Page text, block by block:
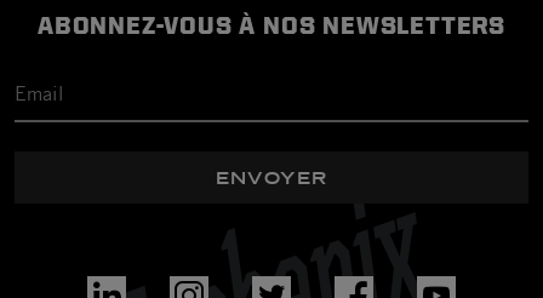
ABONNEZ-VOUS À NOS NEWSLETTERS
ENVOYER